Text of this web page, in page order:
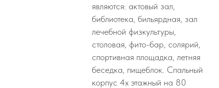
являются: актовый зал,
библиотека, бильярдная, зал
лечебной физкультуры,
столовая, фито-бар, солярий,
спортивная площадка, летняя
беседка, пищеблок. Спальный
корпус 4х этажный на 80